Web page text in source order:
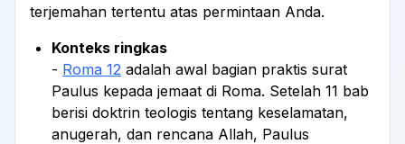
terjemahan tertentu atas permintaan Anda.
Konteks ringkas
- Roma 12 adalah awal bagian praktis surat
Paulus kepada jemaat di Roma. Setelah 11 bab
berisi doktrin teologis tentang keselamatan,
anugerah, dan rencana Allah, Paulus